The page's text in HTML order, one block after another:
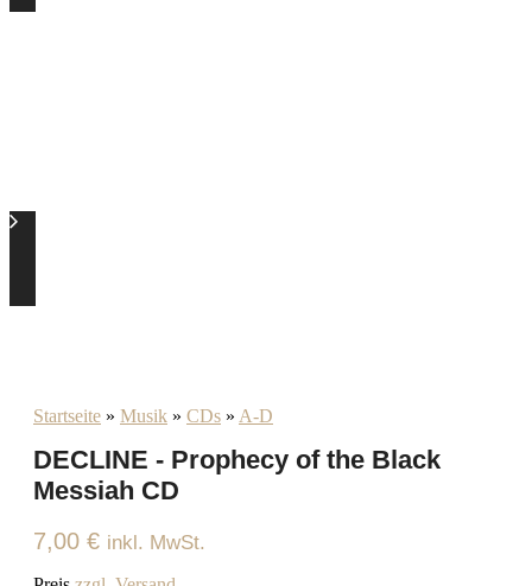
Startseite » Musik » CDs » A-D
DECLINE - Prophecy of the Black
Messiah CD
7,00 € inkl. MwSt.